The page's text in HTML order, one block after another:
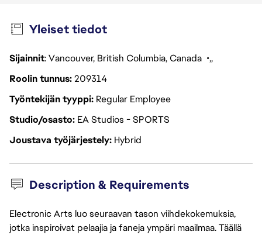
Yleiset tiedot
Sijainnit: Vancouver, British Columbia, Canada
Roolin tunnus209314
Työntekijän tyyppi Regular Employee
Studio/osasto EA Studios - SPORTS
Joustava työjärjestely Hybrid
Description & Requirements
Electronic Arts luo seuraavan tason viihdekokemuksia,
jotka inspiroivat pelaajia ja faneja ympäri maailmaa. Täällä